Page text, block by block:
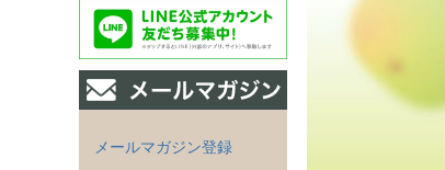
メールマガジン登録